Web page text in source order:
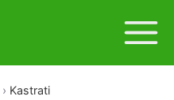
Kastrati